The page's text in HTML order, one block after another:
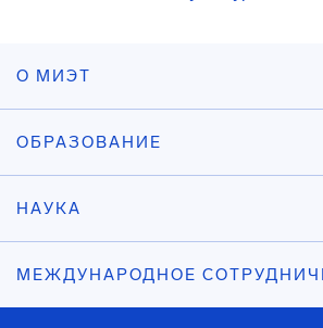
О МИЭТ
ОБРАЗОВАНИЕ
НАУКА
МЕЖДУНАРОДНОЕ